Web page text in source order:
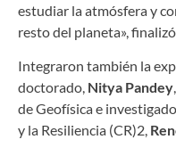
estudiar la atmósfera y
resto del planeta»,
Integraron también la
doctorado, Nitya Pandey
de Geofísica e
y la Resiliencia (CR)2,